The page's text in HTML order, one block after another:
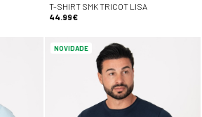
T-SHIRT SMK TRICOT LISA
44.99€
NOVIDADE